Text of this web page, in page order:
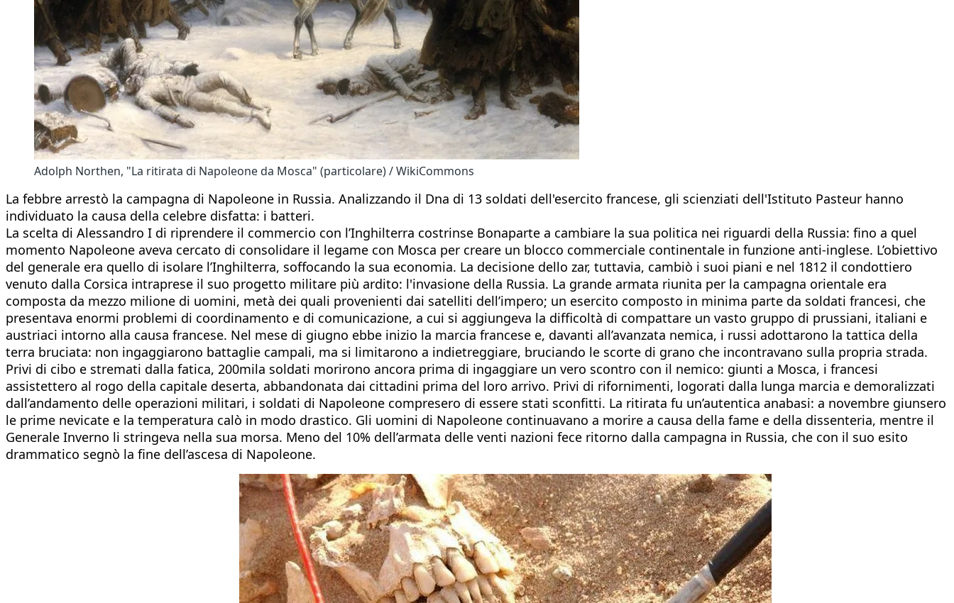
Adolph Northen, "La ritirata di Napoleone da Mosca" (particolare) / WikiCommons
La febbre arrestò la campagna di Napoleone in Russia. Analizzando il Dna di 13 soldati dell'esercito francese, gli scienziati dell'Istituto Pasteur hanno
individuato la causa della celebre disfatta: i batteri.
La scelta di Alessandro I di riprendere il commercio con l’Inghilterra costrinse Bonaparte a cambiare la sua politica nei riguardi della Russia: fino a quel
momento Napoleone aveva cercato di consolidare il legame con Mosca per creare un blocco commerciale continentale in funzione anti-inglese. L’obiettivo
del generale era quello di isolare l’Inghilterra, soffocando la sua economia. La decisione dello zar, tuttavia, cambiò i suoi piani e nel 1812 il condottiero
venuto dalla Corsica intraprese il suo progetto militare più ardito: l'invasione della Russia. La grande armata riunita per la campagna orientale era
composta da mezzo milione di uomini, metà dei quali provenienti dai satelliti dell’impero; un esercito composto in minima parte da soldati francesi, che
presentava enormi problemi di coordinamento e di comunicazione, a cui si aggiungeva la difficoltà di compattare un vasto gruppo di prussiani, italiani e
austriaci intorno alla causa francese. Nel mese di giugno ebbe inizio la marcia francese e, davanti all’avanzata nemica, i russi adottarono la tattica della
terra bruciata: non ingaggiarono battaglie campali, ma si limitarono a indietreggiare, bruciando le scorte di grano che incontravano sulla propria strada.
Privi di cibo e stremati dalla fatica, 200mila soldati morirono ancora prima di ingaggiare un vero scontro con il nemico: giunti a Mosca, i francesi
assistettero al rogo della capitale deserta, abbandonata dai cittadini prima del loro arrivo. Privi di rifornimenti, logorati dalla lunga marcia e demoralizzati
dall’andamento delle operazioni militari, i soldati di Napoleone compresero di essere stati sconfitti. La ritirata fu un’autentica anabasi: a novembre giunsero
le prime nevicate e la temperatura calò in modo drastico. Gli uomini di Napoleone continuavano a morire a causa della fame e della dissenteria, mentre il
Generale Inverno li stringeva nella sua morsa. Meno del 10% dell’armata delle venti nazioni fece ritorno dalla campagna in Russia, che con il suo esito
drammatico segnò la fine dell’ascesa di Napoleone.